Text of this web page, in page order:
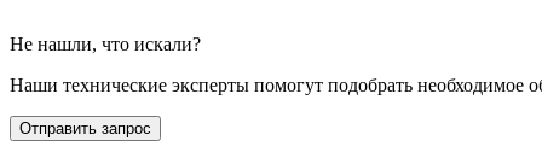
Не нашли, что искали?
Наши технические эксперты помогут подобрать необходимое
Отправить запрос